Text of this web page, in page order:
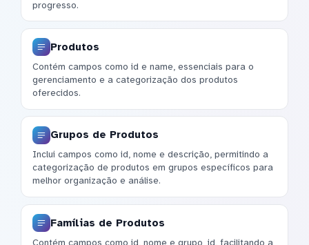
progresso.
Produtos
Contém campos como id e name, essenciais para o
gerenciamento e a categorização dos produtos
oferecidos.
Grupos de Produtos
Inclui campos como id, nome e descrição, permitindo a
categorização de produtos em grupos específicos para
melhor organização e análise.
Famílias de Produtos
Contém campos como id, nome e grupo_id, facilitando a